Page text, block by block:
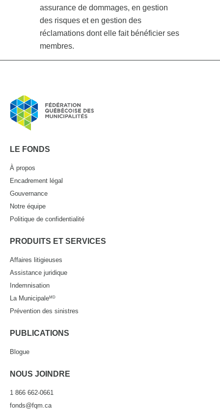
assurance de dommages, en gestion
des risques et en gestion des
réclamations dont elle fait bénéficier ses
membres.
LE FONDS
À propos
Encadrement légal
Gouvernance
Notre équipe
Politique de confidentialité
PRODUITS ET SERVICES
Affaires litigieuses
Assistance juridique
Indemnisation
La MunicipaleMD
Prévention des sinistres
PUBLICATIONS
Blogue
NOUS JOINDRE
1 866 662-0661
fonds@fqm.ca